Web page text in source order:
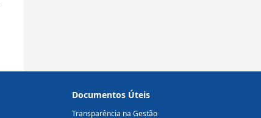
Documentos Úteis
Transparência na Gestão